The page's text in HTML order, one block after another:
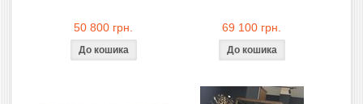
50 800 грн. 69 100 грн.